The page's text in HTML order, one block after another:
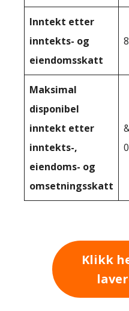
Inntekt etter
inntekts- og
eiendomsskatt
Maksimal
disponibel
inntekt etter
inntekts-,
eiendoms- og
omsetningsskatt
Klikk